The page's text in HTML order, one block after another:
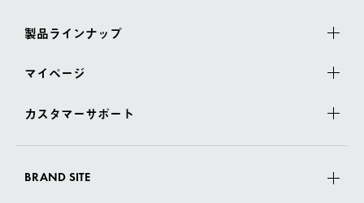
製品ラインナップ
マイページ
カスタマーサポート
BRAND SITE